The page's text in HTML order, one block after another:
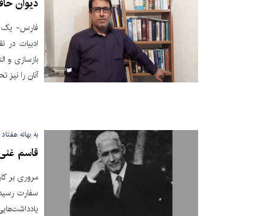
فارس- یک
ادبیات
بازسازی و
آنان را
به بهانه
قاسم
مروری بر
سفارت